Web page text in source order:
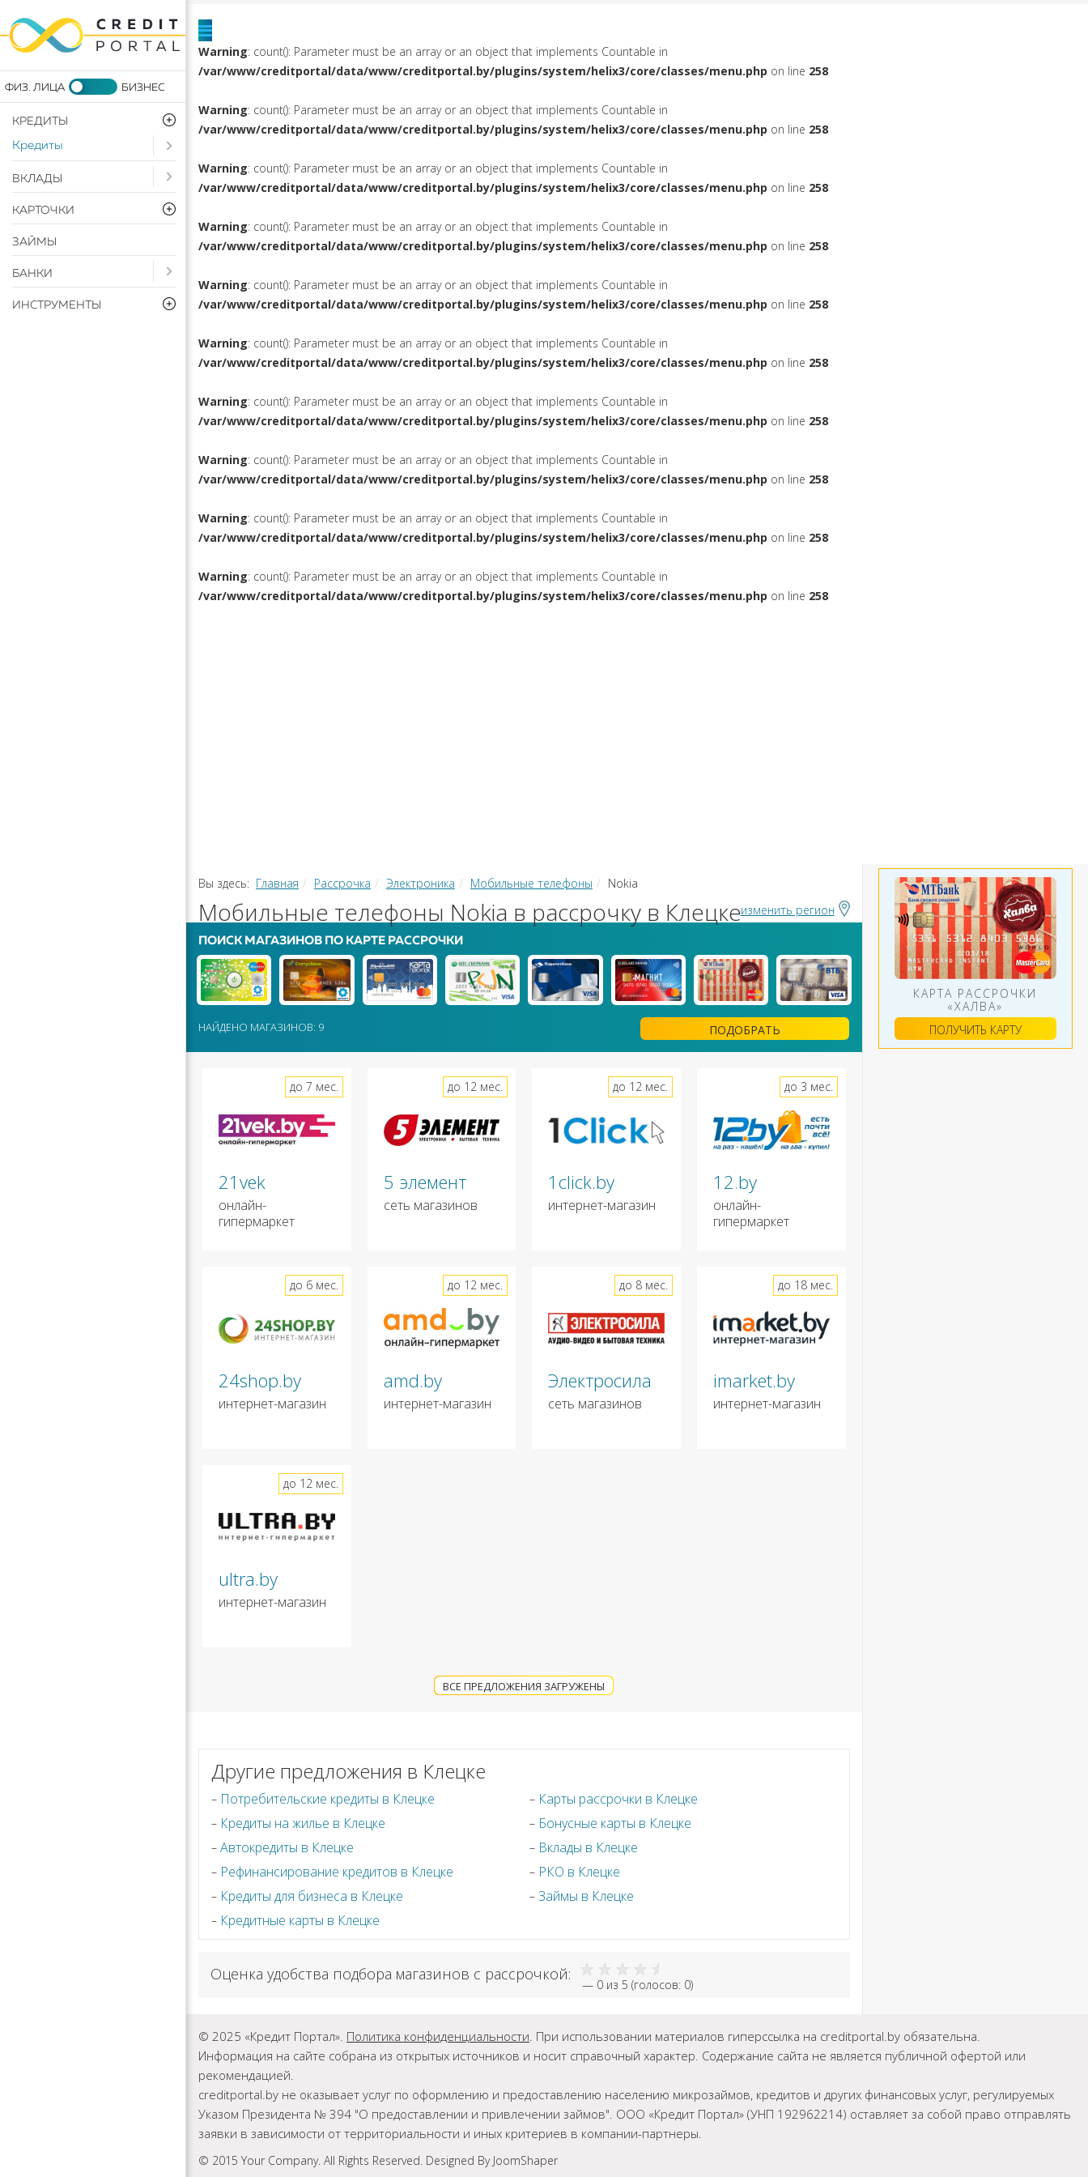
КРЕДИТЫ
Open submenu ( Кредиты)
Кредиты
Open submenu ( Вклады)
ВКЛАДЫ
КАРТОЧКИ
ЗАЙМЫ
Open submenu ( Банки)
БАНКИ
ИНСТРУМЕНТЫ
Warning: count(): Parameter must be an array or an object that implements Countable in
/var/www/creditportal/data/www/creditportal.by/plugins/system/helix3/core/classes/menu.php on line 258
Warning: count(): Parameter must be an array or an object that implements Countable in
/var/www/creditportal/data/www/creditportal.by/plugins/system/helix3/core/classes/menu.php on line 258
Warning: count(): Parameter must be an array or an object that implements Countable in
/var/www/creditportal/data/www/creditportal.by/plugins/system/helix3/core/classes/menu.php on line 258
Warning: count(): Parameter must be an array or an object that implements Countable in
/var/www/creditportal/data/www/creditportal.by/plugins/system/helix3/core/classes/menu.php on line 258
Warning: count(): Parameter must be an array or an object that implements Countable in
/var/www/creditportal/data/www/creditportal.by/plugins/system/helix3/core/classes/menu.php on line 258
Warning: count(): Parameter must be an array or an object that implements Countable in
/var/www/creditportal/data/www/creditportal.by/plugins/system/helix3/core/classes/menu.php on line 258
Warning: count(): Parameter must be an array or an object that implements Countable in
/var/www/creditportal/data/www/creditportal.by/plugins/system/helix3/core/classes/menu.php on line 258
Warning: count(): Parameter must be an array or an object that implements Countable in
/var/www/creditportal/data/www/creditportal.by/plugins/system/helix3/core/classes/menu.php on line 258
Warning: count(): Parameter must be an array or an object that implements Countable in
/var/www/creditportal/data/www/creditportal.by/plugins/system/helix3/core/classes/menu.php on line 258
Warning: count(): Parameter must be an array or an object that implements Countable in
/var/www/creditportal/data/www/creditportal.by/plugins/system/helix3/core/classes/menu.php on line 258
Вы здесь: Главная Рассрочка Электроника Мобильные телефоны Nokia
Мобильные телефоны Nokia в рассрочку в Клецкеизменить регион
ПОИСК МАГАЗИНОВ ПО КАРТЕ РАССРОЧКИ
НАЙДЕНО МАГАЗИНОВ: 9 ПОДОБРАТЬ
21vek
онлайн-
гипермаркет
до 7 мес.
5 элемент
сеть магазинов
до 12 мес.
1click.by
интернет-магазин
до 12 мес.
12.by
онлайн-
гипермаркет
до 3 мес.
24shop.by
интернет-магазин
до 6 мес.
amd.by
интернет-магазин
до 12 мес.
Электросила
сеть магазинов
до 8 мес.
imarket.by
интернет-магазин
до 18 мес.
ultra.by
интернет-магазин
до 12 мес.
ВСЕ ПРЕДЛОЖЕНИЯ ЗАГРУЖЕНЫ
Другие предложения в Клецке
Потребительские кредиты в Клецке
Кредиты на жилье в Клецке
Автокредиты в Клецке
Рефинансирование кредитов в Клецке
Кредиты для бизнеса в Клецке
Кредитные карты в Клецке
Карты рассрочки в Клецке
Бонусные карты в Клецке
Вклады в Клецке
РКО в Клецке
Займы в Клецке
Оценка удобства подбора магазинов с рассрочкой:
— 0 из 5 (голосов: 0)
КАРТА РАССРОЧКИ
«ХАЛВА»
ПОЛУЧИТЬ КАРТУ
© 2025 «Кредит Портал». Политика конфиденциальности. При использовании материалов гиперссылка на creditportal.by обязательна.
Информация на сайте собрана из открытых источников и носит справочный характер. Содержание сайта не является публичной офертой или
рекомендацией.
creditportal.by не оказывает услуг по оформлению и предоставлению населению микрозаймов, кредитов и других финансовых услуг, регулируемых
Указом Президента № 394 "О предоставлении и привлечении займов". ООО «Кредит Портал» (УНП 192962214) оставляет за собой право отправлять
заявки в зависимости от территориальности и иных критериев в компании-партнеры.
© 2015 Your Company. All Rights Reserved. Designed By JoomShaper